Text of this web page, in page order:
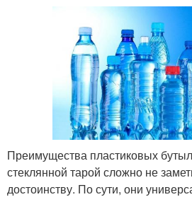
Преимущества пластиковых
стеклянной тарой сложно не
достоинству. По сути, они